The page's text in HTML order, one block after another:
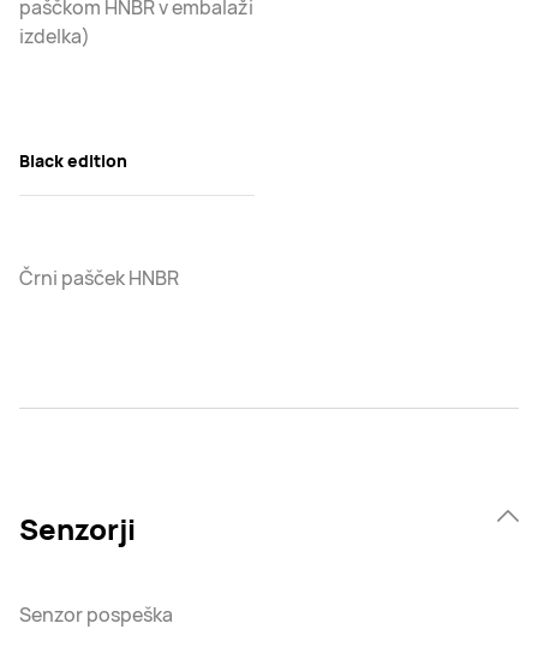
paščkom HNBR v embalaži
izdelka)
Black edition
Črni pašček HNBR
Senzorji
Senzor pospeška